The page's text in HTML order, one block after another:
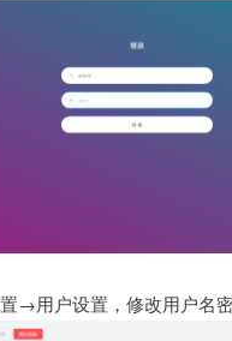
→用户设置，修改用户名